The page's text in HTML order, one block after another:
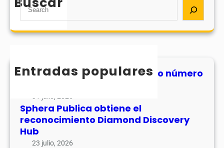
S
a
h
Entradas populares
MHJournal publica el segundo número
Sphera Publica obtiene el
reconocimiento Diamond Discovery
Hub
23 julio, 2026